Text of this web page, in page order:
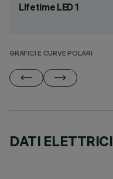
Lifetime LED 1
GRAFICI E CURVE POLARI
DATI ELETTRICI